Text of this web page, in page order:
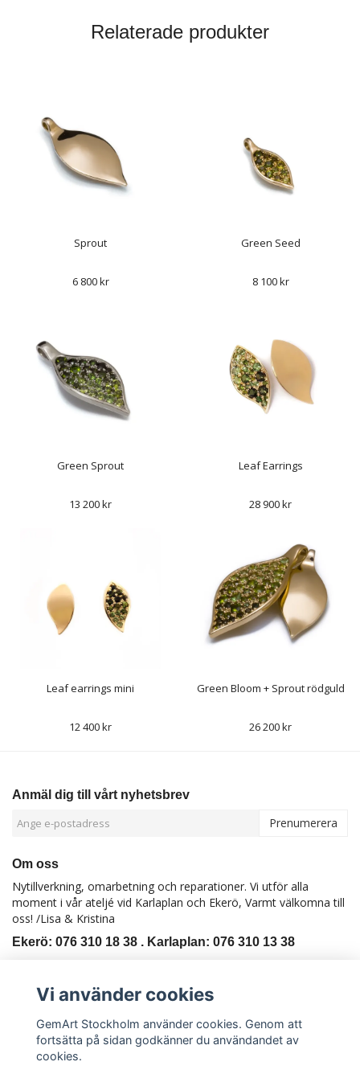
Relaterade produkter
Sprout
6 800 kr
Green Seed
8 100 kr
Green Sprout
13 200 kr
Leaf Earrings
28 900 kr
Leaf earrings mini
12 400 kr
Green Bloom + Sprout rödguld
26 200 kr
Anmäl dig till vårt nyhetsbrev
Prenumerera
Om oss
Nytillverkning, omarbetning och reparationer. Vi utför alla
moment i vår ateljé vid Karlaplan och Ekerö, Varmt välkomna till
oss! /Lisa & Kristina
Ekerö: 076 310 18 38 . Karlaplan: 076 310 13 38
KöpvillkorVi använder cookies
GemArt Stockholm använder cookies. Genom att
fortsätta på sidan godkänner du användandet av
cookies.